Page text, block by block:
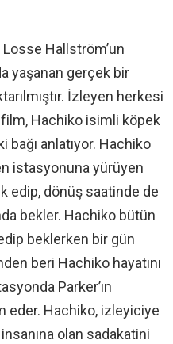
Hallström’un
yaşanan gerçek bir
İzleyen herkesi
Hachiko isimli köpek
bağı anlatıyor. Hachiko
istasyonuna yürüyen
edip, dönüş saatinde de
bekler. Hachiko bütün
beklerken bir gün
beri Hachiko hayatını
Parker’ın
eder. Hachiko, izleyiciye
olan sadakatini